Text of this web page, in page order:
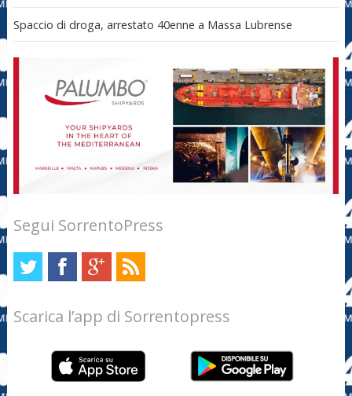
Spaccio di droga, arrestato 40enne a Massa Lubrense
Segui SorrentoPress
Scarica l’app di Sorrentopress